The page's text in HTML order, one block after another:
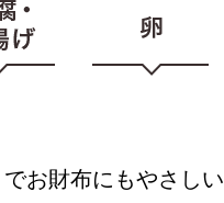
お財布にもやさしい
和緒さんレシピ
豚肉